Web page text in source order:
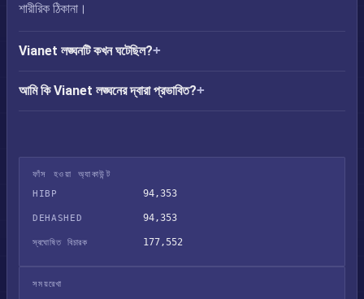
শারীরিক ঠিকানা।
Vianet লঙ্ঘনটি কখন ঘটেছিল?
আমি কি Vianet লঙ্ঘনের দ্বারা প্রভাবিত?
ফাঁস হওয়া অ্যাকাউন্ট
HIBP
94,353
DEHASHED 94,353
স্বঘোষিত বিচারক 177,552
সময়রেখা